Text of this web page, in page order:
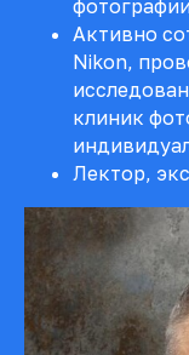
Активно
Nikon,
клиник
Лектор,
КОЛИЧЕСТВО
После
менеджер
ответит на
В
НЕСКОЛЬКО
Курс
практической
намеренно
курс по
планируется